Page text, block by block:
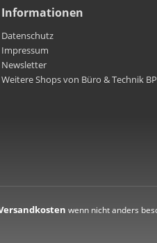
Informationen
Datenschutz
Impressum
Newsletter
Weitere Shops von Büro & Technik
wenn nicht anders